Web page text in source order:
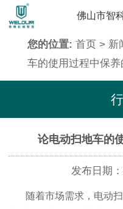
佛山市智
您的位置: 首页> 新
车的使用过程中保养
论电动扫地车的
发布日期
随着市场需求，电动扫